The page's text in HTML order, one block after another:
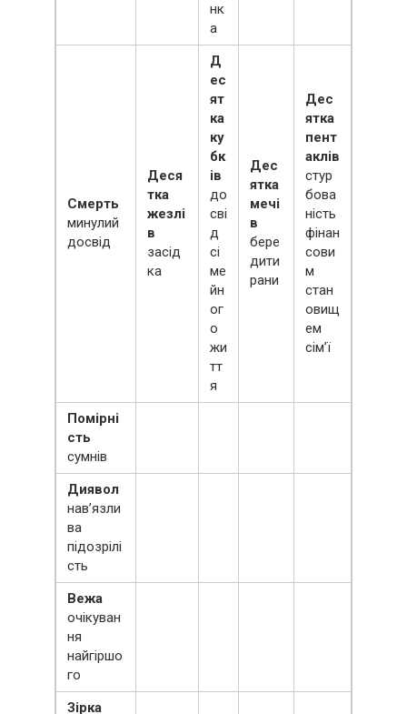
нк
а
Смерть
минулий
досвід
Деся
тка
жезлі
в
засід
ка
Д
ес
ят
ка
ку
бк
ів
до
сві
д
сі
ме
йн
ог
о
жи
тт
я
Дес
ятка
мечі
в
бере
дити
рани
Дес
ятка
пент
аклів
стур
бова
ність
фінан
сови
м
стан
овищ
ем
сім’ї
Помірні
сть
сумнів
Диявол
нав’язли
ва
підозрілі
сть
Вежа
очікуван
ня
найгіршо
го
Зірка